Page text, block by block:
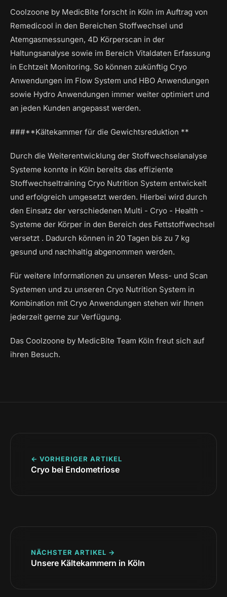
Coolzoone by MedicBite forscht in Köln im Auftrag von
Remedicool in den Bereichen Stoffwechsel und
Atemgasmessungen, 4D Körperscan in der
Haltungsanalyse sowie im Bereich Vitaldaten Erfassung
in Echtzeit Monitoring. So können zukünftig Cryo
Anwendungen im Flow System und HBO Anwendungen
sowie Hydro Anwendungen immer weiter optimiert und
an jeden Kunden angepasst werden.
###**Kältekammer für die Gewichtsreduktion **
Durch die Weiterentwicklung der Stoffwechselanalyse
Systeme konnte in Köln bereits das effiziente
Stoffwechseltraining Cryo Nutrition System entwickelt
und erfolgreich umgesetzt werden. Hierbei wird durch
den Einsatz der verschiedenen Multi - Cryo - Health -
Systeme der Körper in den Bereich des Fettstoffwechsel
versetzt . Dadurch können in 20 Tagen bis zu 7 kg
gesund und nachhaltig abgenommen werden.
Für weitere Informationen zu unseren Mess- und Scan
Systemen und zu unseren Cryo Nutrition System in
Kombination mit Cryo Anwendungen stehen wir Ihnen
jederzeit gerne zur Verfügung.
Das Coolzoone by MedicBite Team Köln freut sich auf
ihren Besuch.
← VORHERIGER ARTIKEL
Cryo bei Endometriose
NÄCHSTER ARTIKEL →
Unsere Kältekammern in Köln